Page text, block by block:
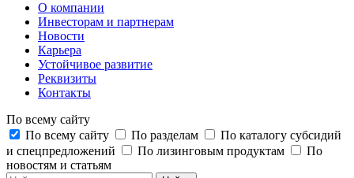
О компании
Инвесторам и партнерам
Новости
Карьера
Устойчивое развитие
Реквизиты
Контакты
По всему сайту
По всему сайту
По разделам
По каталогу субсидий
и спецпредложений
По лизинговым продуктам
По
новостям и статьям